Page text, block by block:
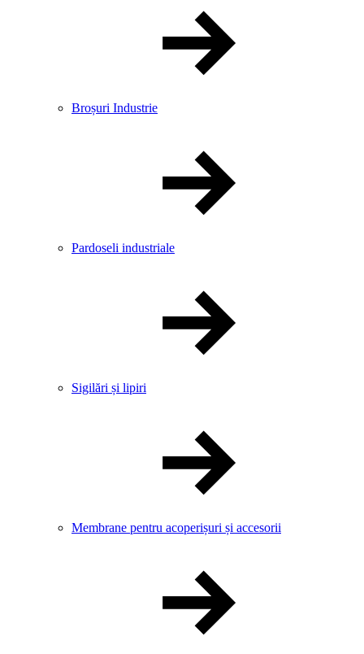
Broșuri Industrie
Pardoseli industriale
Sigilări și lipiri
Membrane pentru acoperișuri și accesorii